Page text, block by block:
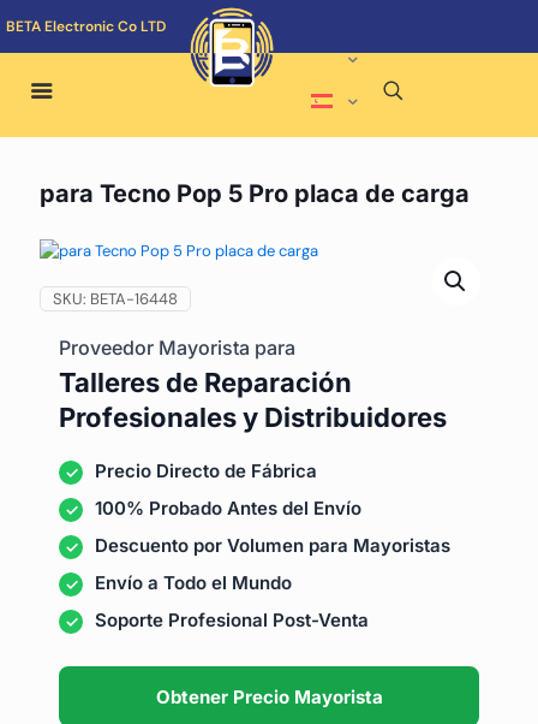
BETA Electronic Co LTD
para Tecno Pop 5 Pro placa de carga
SKU: BETA-16448
Proveedor Mayorista para
Talleres de Reparación
Profesionales y Distribuidores
Precio Directo de Fábrica
100% Probado Antes del Envío
Descuento por Volumen para Mayoristas
Envío a Todo el Mundo
Soporte Profesional Post-Venta
Obtener Precio Mayorista